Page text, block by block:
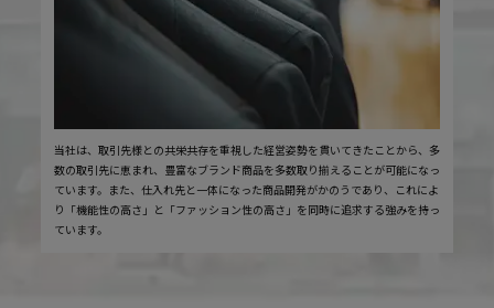
当社は、取引先様との共栄共存を重視した経営姿勢を貫いてきたことから、多
数の取引先に恵まれ、豊富なブランド商品を多数取り揃えることが可能になっ
ています。また、仕入れ先と一体になった商品開発がかのうであり、これによ
り「機能性の高さ」と「ファッション性の高さ」を同時に追求する強みを持っ
ています。